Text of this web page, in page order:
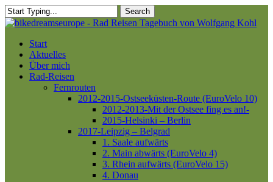
Skip
to
content
Search
Close
Menu
Start
Aktuelles
Über mich
Rad-Reisen
Fernrouten
2012-2015-Ostseeküsten-Route (EuroVelo 10)
2012-2013-Mit der Ostsee fing es an!-
2015-Helsinki – Berlin
2017-Leipzig – Belgrad
1. Saale aufwärts
2. Main abwärts (EuroVelo 4)
3. Rhein aufwärts (EuroVelo 15)
4. Donau